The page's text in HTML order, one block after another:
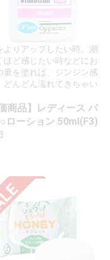
よりアップしたい時、潮
ほど感じたい時などにお
量を塗れば、ジンジン感
どんどん濡れてきちゃい
価商品】レディース バ
ローション 50ml(F3)